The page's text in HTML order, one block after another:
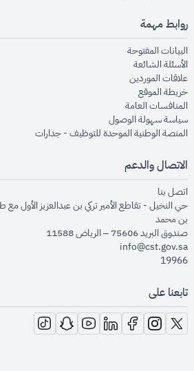
روابط مهمة
البيانات المفتوحةopens in new window
الأسئلة الشائعةopens in new window
علاقات الموردينopens in new window
خريطة الموقعopens in new window
المنافسات العامةopens in new window
سياسة سهولة الوصولopens in new window
المنصة الوطنية الموحدة للتوظيف - جداراتwindow
الاتصال والدعم
اتصل بنا
حي النخيل - تقاطع الأمير تركي بن عبدالعزيز الأول مع
بن محمد
صندوق البريد 75606 – الرياض 11588
info@cst.gov.sa
19966
تابعنا على
opens in new window
opens in new window
opens in new window
opens in new window
opens in new window
in new window
new window